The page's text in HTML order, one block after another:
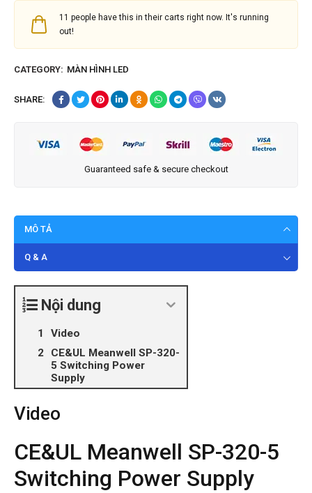
11 people have this in their carts right now. It's running
out!
CATEGORY: MÀN HÌNH LED
SHARE:
Guaranteed safe & secure checkout
MÔ TẢ
Q & A
Nội dung
Video
CE&UL Meanwell SP-320-
5 Switching Power
Supply
Video
CE&UL Meanwell SP-320-5
Switching Power Supply